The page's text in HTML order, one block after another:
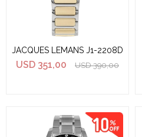
JACQUES LEMANS J1-2208D
USD 351,00 USD 390,00